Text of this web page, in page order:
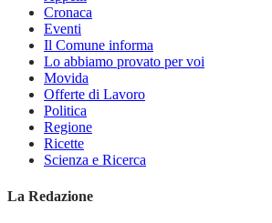
Cronaca
Eventi
Il Comune informa
Lo abbiamo provato per voi
Movida
Offerte di Lavoro
Politica
Regione
Ricette
Scienza e Ricerca
La Redazione